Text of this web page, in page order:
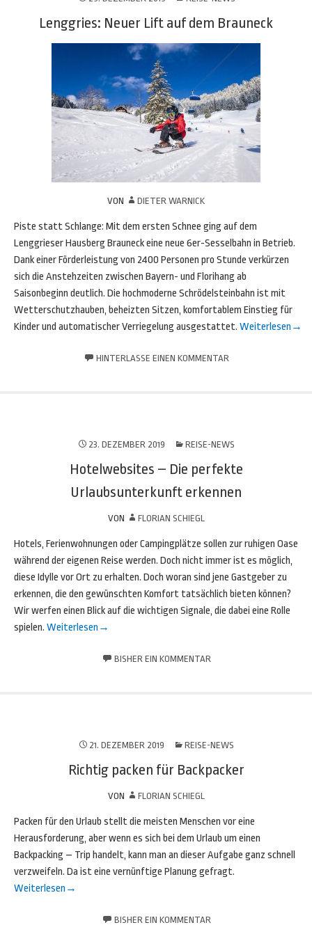
Lenggries: Neuer Lift auf dem Brauneck
VON DIETER WARNICK
Piste statt Schlange: Mit dem ersten Schnee ging auf dem
Lenggrieser Hausberg Brauneck eine neue 6er-Sesselbahn in Betrieb.
Dank einer Förderleistung von 2400 Personen pro Stunde verkürzen
sich die Anstehzeiten zwischen Bayern- und Florihang ab
Saisonbeginn deutlich. Die hochmoderne Schrödelsteinbahn ist mit
Wetterschutzhauben, beheizten Sitzen, komfortablem Einstieg für
Kinder und automatischer Verriegelung ausgestattet. Weiterlesen →
HINTERLASSE EINEN KOMMENTAR
23. DEZEMBER 2019 REISE-NEWS
Hotelwebsites – Die perfekte
Urlaubsunterkunft erkennen
VON FLORIAN SCHIEGL
Hotels, Ferienwohnungen oder Campingplätze sollen zur ruhigen Oase
während der eigenen Reise werden. Doch nicht immer ist es möglich,
diese Idylle vor Ort zu erhalten. Doch woran sind jene Gastgeber zu
erkennen, die den gewünschten Komfort tatsächlich bieten können?
Wir werfen einen Blick auf die wichtigen Signale, die dabei eine Rolle
spielen. Weiterlesen →
BISHER EIN KOMMENTAR
21. DEZEMBER 2019 REISE-NEWS
Richtig packen für Backpacker
VON FLORIAN SCHIEGL
Packen für den Urlaub stellt die meisten Menschen vor eine
Herausforderung, aber wenn es sich bei dem Urlaub um einen
Backpacking – Trip handelt, kann man an dieser Aufgabe ganz schnell
verzweifeln. Da ist eine vernünftige Planung gefragt.
Weiterlesen →
BISHER EIN KOMMENTAR